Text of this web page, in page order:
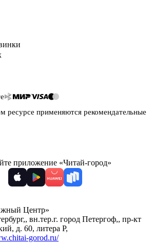
ресурсе применяются рекомендательные
приложение «Читай-город»
Центр»
, вн.тер.г. город Петергоф,, пр-кт
д. 60, литера Р,
gorod.ru/